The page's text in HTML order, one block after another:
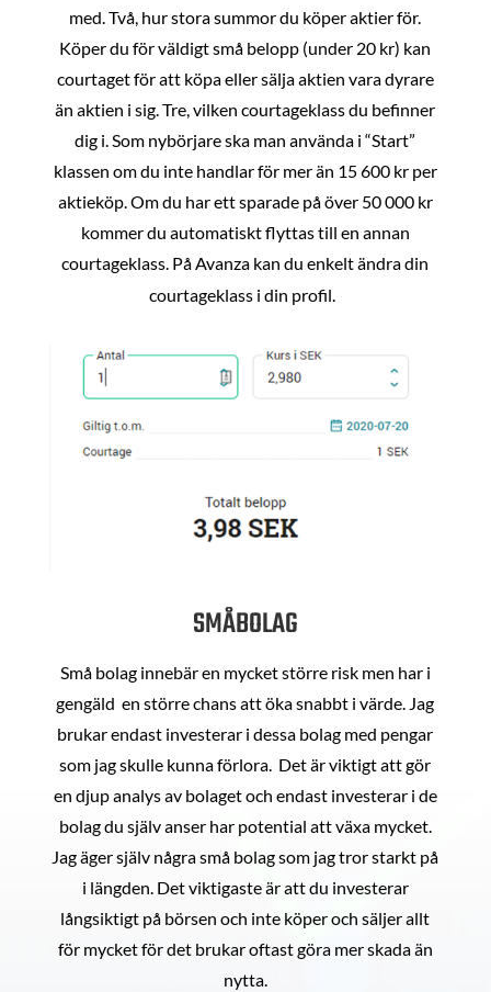
med. Två, hur stora summor du köper aktier för.
Köper du för väldigt små belopp (under 20 kr) kan
courtaget för att köpa eller sälja aktien vara dyrare
än aktien i sig. Tre, vilken courtageklass du befinner
dig i. Som nybörjare ska man använda i “Start”
klassen om du inte handlar för mer än 15 600 kr per
aktieköp. Om du har ett sparade på över 50 000 kr
kommer du automatiskt flyttas till en annan
courtageklass. På Avanza kan du enkelt ändra din
courtageklass i din profil.
SMÅBOLAG
Små bolag innebär en mycket större risk men har i
gengäld en större chans att öka snabbt i värde. Jag
brukar endast investerar i dessa bolag med pengar
som jag skulle kunna förlora. Det är viktigt att gör
en djup analys av bolaget och endast investerar i de
bolag du själv anser har potential att växa mycket.
Jag äger själv några små bolag som jag tror starkt på
i längden. Det viktigaste är att du investerar
långsiktigt på börsen och inte köper och säljer allt
för mycket för det brukar oftast göra mer skada än
nytta.